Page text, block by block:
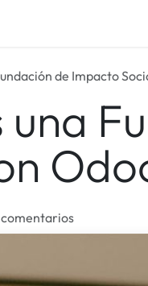
de Impacto
comentarios